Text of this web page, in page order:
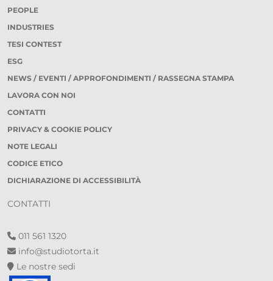
PEOPLE
INDUSTRIES
TESI CONTEST
ESG
NEWS / EVENTI / APPROFONDIMENTI / RASSEGNA STAMPA
LAVORA CON NOI
CONTATTI
PRIVACY & COOKIE POLICY
NOTE LEGALI
CODICE ETICO
DICHIARAZIONE DI ACCESSIBILITÀ
CONTATTI
011 561 1320
info@studiotorta.it
Le nostre sedi